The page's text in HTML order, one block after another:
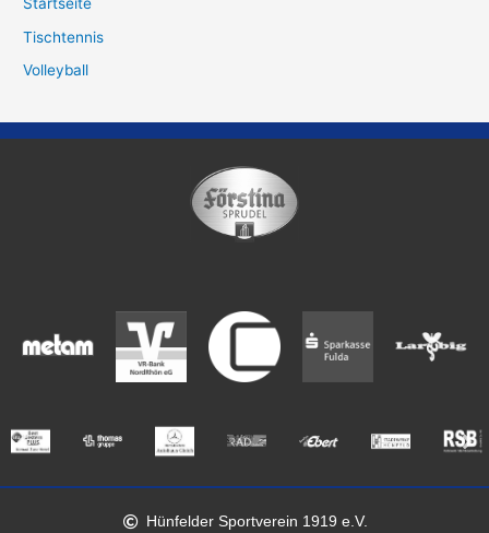
Startseite
Tischtennis
Volleyball
Hünfelder Sportverein 1919 e.V.